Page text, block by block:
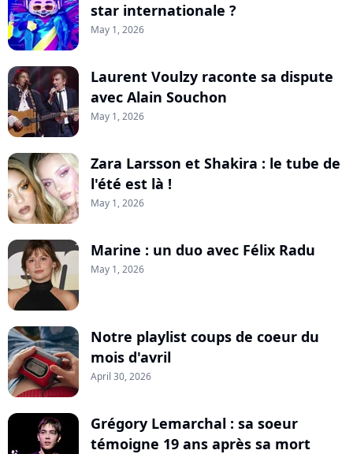
star internationale ?
May 1, 2026
Laurent Voulzy raconte sa dispute
avec Alain Souchon
May 1, 2026
Zara Larsson et Shakira : le tube de
l'été est là !
May 1, 2026
Marine : un duo avec Félix Radu
May 1, 2026
Notre playlist coups de coeur du
mois d'avril
April 30, 2026
Grégory Lemarchal : sa soeur
témoigne 19 ans après sa mort